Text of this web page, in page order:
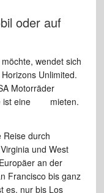
oder auf
möchte, wendet sich
Unlimited.
Motorräder
mieten.
Reise durch
und West
an der
Francisco bis ganz
es, nur bis Los